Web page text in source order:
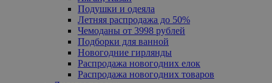
Подушки и одеяла
Летняя распродажа до 50%
Чемоданы от 3998 рублей
Подборки для ванной
Новогодние гирлянды
Распродажа новогодних елок
Распродажа новогодних товаров